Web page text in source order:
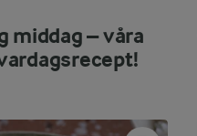
middag – våra